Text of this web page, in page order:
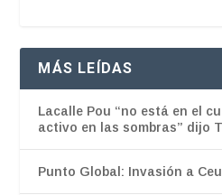
MÁS LEÍDAS
Lacalle Pou “no está en el
activo en las sombras” dijo
Punto Global: Invasión a